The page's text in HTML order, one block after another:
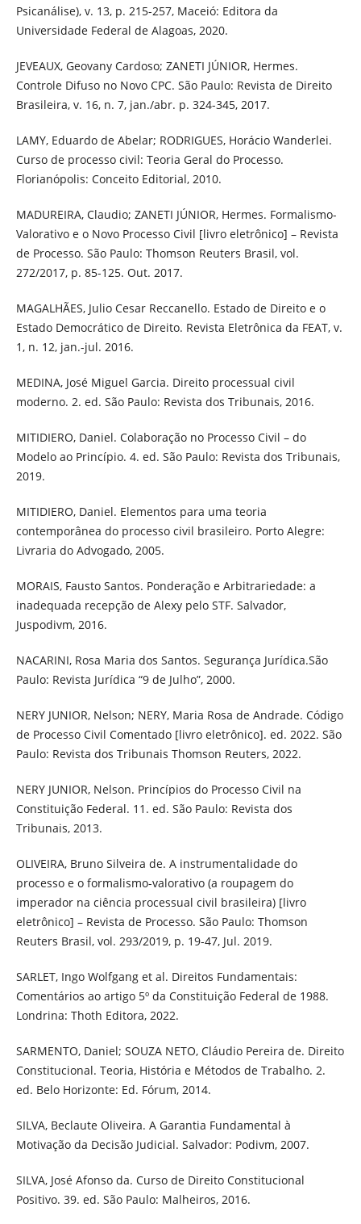
Psicanálise), v. 13, p. 215-257, Maceió: Editora da
Universidade Federal de Alagoas, 2020.
JEVEAUX, Geovany Cardoso; ZANETI JÚNIOR, Hermes.
Controle Difuso no Novo CPC. São Paulo: Revista de Direito
Brasileira, v. 16, n. 7, jan./abr. p. 324-345, 2017.
LAMY, Eduardo de Abelar; RODRIGUES, Horácio Wanderlei.
Curso de processo civil: Teoria Geral do Processo.
Florianópolis: Conceito Editorial, 2010.
MADUREIRA, Claudio; ZANETI JÚNIOR, Hermes. Formalismo-
Valorativo e o Novo Processo Civil [livro eletrônico] – Revista
de Processo. São Paulo: Thomson Reuters Brasil, vol.
272/2017, p. 85-125. Out. 2017.
MAGALHÃES, Julio Cesar Reccanello. Estado de Direito e o
Estado Democrático de Direito. Revista Eletrônica da FEAT, v.
1, n. 12, jan.-jul. 2016.
MEDINA, José Miguel Garcia. Direito processual civil
moderno. 2. ed. São Paulo: Revista dos Tribunais, 2016.
MITIDIERO, Daniel. Colaboração no Processo Civil – do
Modelo ao Princípio. 4. ed. São Paulo: Revista dos Tribunais,
2019.
MITIDIERO, Daniel. Elementos para uma teoria
contemporânea do processo civil brasileiro. Porto Alegre:
Livraria do Advogado, 2005.
MORAIS, Fausto Santos. Ponderação e Arbitrariedade: a
inadequada recepção de Alexy pelo STF. Salvador,
Juspodivm, 2016.
NACARINI, Rosa Maria dos Santos. Segurança Jurídica.São
Paulo: Revista Jurídica “9 de Julho”, 2000.
NERY JUNIOR, Nelson; NERY, Maria Rosa de Andrade. Código
de Processo Civil Comentado [livro eletrônico]. ed. 2022. São
Paulo: Revista dos Tribunais Thomson Reuters, 2022.
NERY JUNIOR, Nelson. Princípios do Processo Civil na
Constituição Federal. 11. ed. São Paulo: Revista dos
Tribunais, 2013.
OLIVEIRA, Bruno Silveira de. A instrumentalidade do
processo e o formalismo-valorativo (a roupagem do
imperador na ciência processual civil brasileira) [livro
eletrônico] – Revista de Processo. São Paulo: Thomson
Reuters Brasil, vol. 293/2019, p. 19-47, Jul. 2019.
SARLET, Ingo Wolfgang et al. Direitos Fundamentais:
Comentários ao artigo 5º da Constituição Federal de 1988.
Londrina: Thoth Editora, 2022.
SARMENTO, Daniel; SOUZA NETO, Cláudio Pereira de. Direito
Constitucional. Teoria, História e Métodos de Trabalho. 2.
ed. Belo Horizonte: Ed. Fórum, 2014.
SILVA, Beclaute Oliveira. A Garantia Fundamental à
Motivação da Decisão Judicial. Salvador: Podivm, 2007.
SILVA, José Afonso da. Curso de Direito Constitucional
Positivo. 39. ed. São Paulo: Malheiros, 2016.